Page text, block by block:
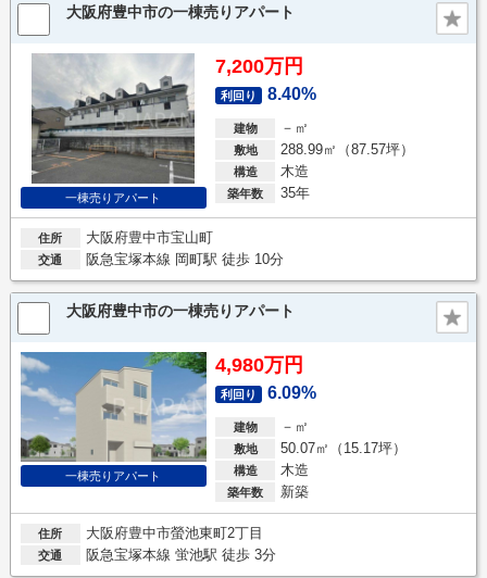
大阪府豊中市の一棟売りアパート
一棟売りアパート
7,200万円
利回り 8.40%
建物 －㎡
敷地 288.99㎡（87.57坪）
構造 木造
築年数 35年
住所 大阪府豊中市宝山町
交通 阪急宝塚本線 岡町駅 徒歩 10分
大阪府豊中市の一棟売りアパート
一棟売りアパート
4,980万円
利回り 6.09%
建物 －㎡
敷地 50.07㎡（15.17坪）
構造 木造
築年数 新築
住所 大阪府豊中市螢池東町2丁目
交通 阪急宝塚本線 蛍池駅 徒歩 3分